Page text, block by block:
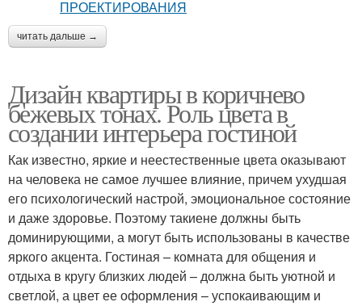
читать дальше →
Дизайн квартиры в коричнево
бежевых тонах. Роль цвета в
создании интерьера гостиной
Как известно, яркие и неестественные цвета оказывают
на человека не самое лучшее влияние, причем ухудшая
его психологический настрой, эмоциональное состояние
и даже здоровье. Поэтому такиене должны быть
доминирующими, а могут быть использованы в качестве
яркого акцента. Гостиная – комната для общения и
отдыха в кругу близких людей – должна быть уютной и
светлой, а цвет ее оформления – успокаивающим и